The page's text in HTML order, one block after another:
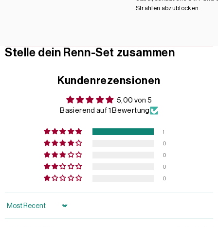
Strahlen abzublocken.
Stelle dein Renn-Set zusammen
Kundenrezensionen
5,00 von 5
Basierend auf 1 Bewertung
1
0
0
0
0
Sort by